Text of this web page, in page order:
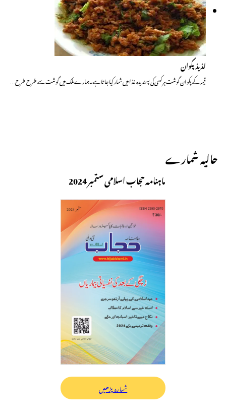
لذیذ پکوان
قیمہ کے پکوان گوشت ہر کسی کی پسندیدہ غذا میں شمار کیا جاتا ہے۔ہمارے ملک میں گوشت سے طرح طرح…
حالیہ شمارے
ماہنامہ حجاب اسلامی ستمبر 2024
شمارہ پڑھیں